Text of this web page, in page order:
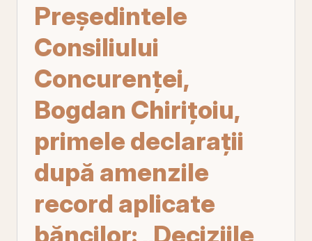
Președintele
Consiliului
Concurenței,
Bogdan Chirițoiu,
primele declarații
după amenzile
record aplicate